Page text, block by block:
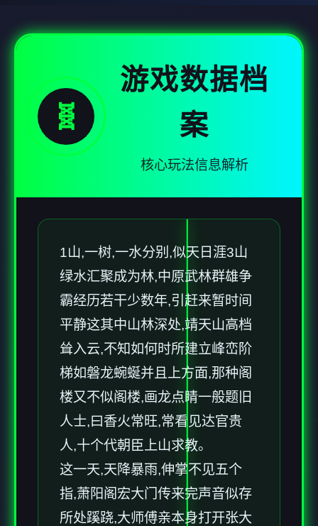
🧬
游戏数据档
案
核心玩法信息解析
1山,一树,一水分别,似天日涯3山
绿水汇聚成为林,中原武林群雄争
霸经历若干少数年,引赶来暂时间
平静这其中山林深处,靖天山高档
耸入云,不知如何时所建立峰峦阶
梯如磐龙蜿蜒并且上方面,那种阁
楼又不似阁楼,画龙点睛一般题旧
人士,曰香火常旺,常看见达官贵
人,十个代朝臣上山求教。
这一天,天降暴雨,伸掌不见五个
指,萧阳阁宏大门传来完声音似存
所处蹊跷,大师傅亲本身打开张大